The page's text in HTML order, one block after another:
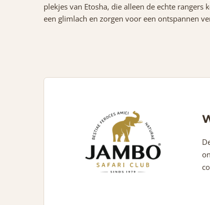
plekjes van Etosha, die alleen de echte
een glimlach en zorgen voor een ontspannen